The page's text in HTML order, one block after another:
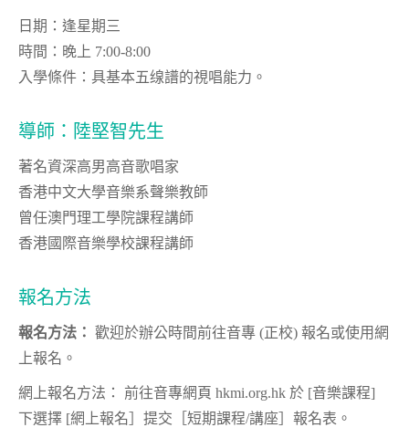
日期：逢星期三
時間：晚上 7:00-8:00
入學條件：具基本五缐譜的視唱能力。
導師：陸堅智先生
著名資深高男高音歌唱家
香港中文大學音樂系聲樂教師
曾任澳門理工學院課程講師
香港國際音樂學校課程講師
報名方法
報名方法： 歡迎於辦公時間前往音專 (正校) 報名或使用網
上報名。
網上報名方法： 前往音專網頁 hkmi.org.hk 於 [音樂課程]
下選擇 [網上報名］提交［短期課程/講座］報名表。